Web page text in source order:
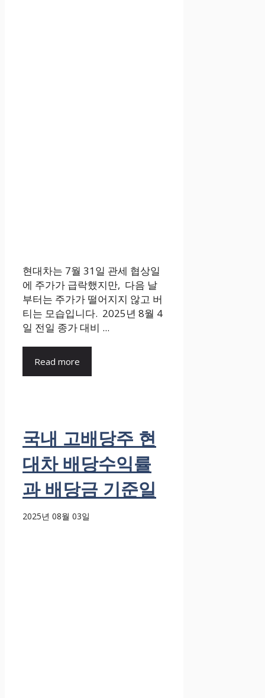
현대차는 7월 31일 관세 협상일
에 주가가 급락했지만, 다음 날
부터는 주가가 떨어지지 않고 버
티는 모습입니다. 2025년 8월 4
일 전일 종가 대비 ...
Read more
국내 고배당주 현
대차 배당수익률
과 배당금 기준일
2025년 08월 03일